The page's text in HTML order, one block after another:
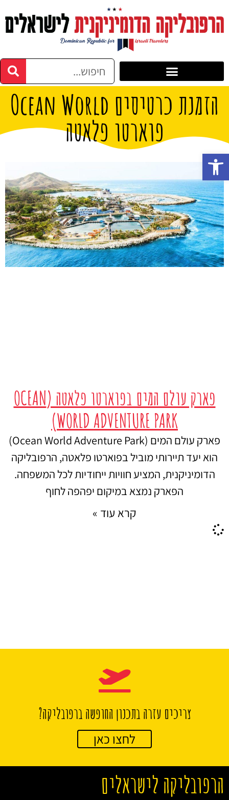
הזמנת כרטיסים Ocean World
פוארטו פלאטה
פארק עולם המים בפוארטו פלאטה (OCEAN
WORLD ADVENTURE PARK)
פארק עולם המים (Ocean World Adventure Park)
הוא יעד תיירותי מוביל בפוארטו פלאטה, הרפובליקה
הדומיניקנית, המציע חוויות ייחודיות לכל המשפחה.
הפארק נמצא במיקום יפהפה לחוף
קרא עוד »
צריכים עזרה בתכנון החופשה ברפובליקה?
לחצו כאן
הרפובליקה לישראלים
פתח סרגל נגישות